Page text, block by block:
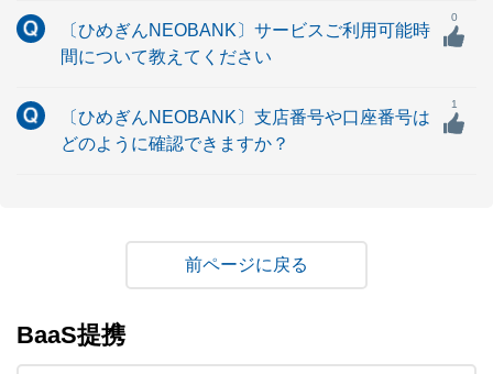
〔ひめぎんNEOBANK〕サービスご利用可能時
間について教えてください
0
〔ひめぎんNEOBANK〕支店番号や口座番号は
どのように確認できますか？
1
戻る
BaaS提携